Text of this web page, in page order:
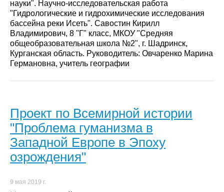
науки". Научно-исследовательская работа
"Гидрологические и гидрохимические исследования
бассейна реки Исеть". Савостин Кирилл
Владимирович, 8 "Г" класс, МКОУ "Средняя
общеобразовательная школа №2", г. Шадринск,
Курганская область. Руководитель: Овчаренко Марина
Германовна, учитель географии
Проект по Всемирной истории
"Проблема гуманизма в
Западной Европе в Эпоху
озрождения"
9 мая 2019 г.